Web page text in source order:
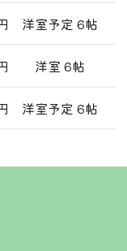
洋室予定 6帖
洋室 6帖
洋室予定 6帖